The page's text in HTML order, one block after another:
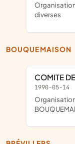
Organisation des fêtes, de manifestations et d'activités
diverses
BOUQUEMAISON
COMITE
1990-05-14
Organisation des fêtes dans la commune de